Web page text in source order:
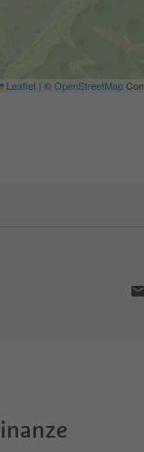
Leaflet | ©OpenStreetMap